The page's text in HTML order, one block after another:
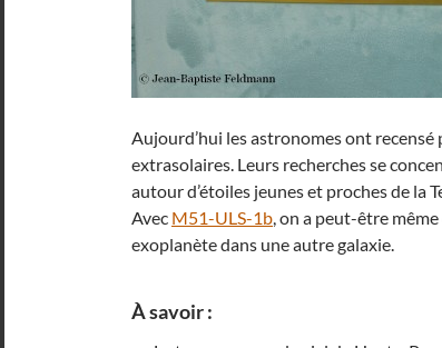
Aujourd’hui les astronomes ont
extrasolaires. Leurs recherches se
autour d’étoiles jeunes et proches de la
Avec M51-ULS-1b, on a peut-être
exoplanète dans une autre galaxie.
À savoir :